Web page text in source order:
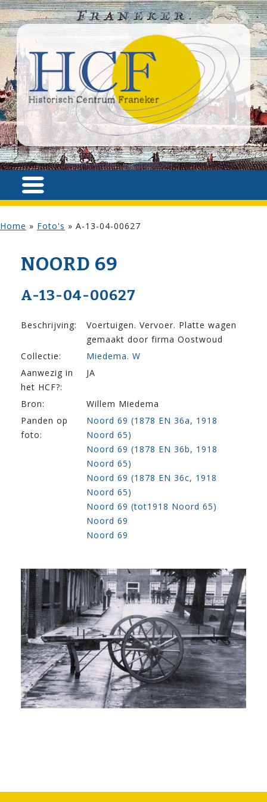
Home » Foto's » A-13-04-00627
NOORD 69
A-13-04-00627
Beschrijving:
Voertuigen. Vervoer. Platte wagen
gemaakt door firma Oostwoud
Collectie:
Miedema. W
Aanwezig in
het HCF?:
JA
Bron:
Willem Miedema
Panden op
foto:
Noord 69 (1878 EN 36a, 1918
Noord 65)
Noord 69 (1878 EN 36b, 1918
Noord 65)
Noord 69 (1878 EN 36c, 1918
Noord 65)
Noord 69 (tot1918 Noord 65)
Noord 69
Noord 69